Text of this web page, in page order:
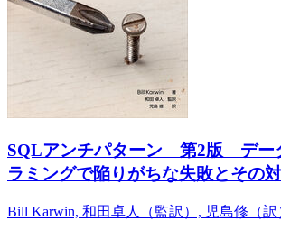
SQLアンチパターン 第2版 デー
ラミングで陥りがちな失敗とその
Bill Karwin, 和田卓人（監訳）, 児島修（訳